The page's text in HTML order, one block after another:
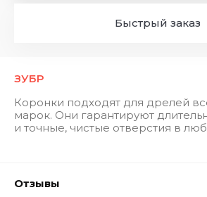
ЗУБР
Коронки подходят для дрелей
марок. Они гарантируют
и точные, чистые отверстия в
Быстрый заказ
Отзывы